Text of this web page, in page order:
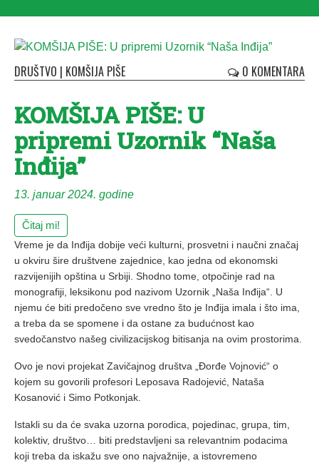
DRUŠTVO | KOMŠIJA PIŠE 0 KOMENTARA
KOMŠIJA PIŠE: U
pripremi Uzornik “Naša
Inđija”
13. januar 2024. godine
Čitaj mi!
Vreme je da Inđija dobije veći kulturni, prosvetni i naučni značaj
u okviru šire društvene zajednice, kao jedna od ekonomski
razvijenijih opština u Srbiji. Shodno tome, otpočinje rad na
monografiji, leksikonu pod nazivom Uzornik „Naša Inđija“. U
njemu će biti predočeno sve vredno što je Inđija imala i što ima,
a treba da se spomene i da ostane za budućnost kao
svedočanstvo našeg civilizacijskog bitisanja na ovim prostorima.
Ovo je novi projekat Zavičajnog društva „Đorđe Vojnović“ o
kojem su govorili profesori Leposava Radojević, Nataša
Kosanović i Simo Potkonjak.
Istakli su da će svaka uzorna porodica, pojedinac, grupa, tim,
kolektiv, društvo… biti predstavljeni sa relevantnim podacima
koji treba da iskažu sve ono najvažnije, a istovremeno